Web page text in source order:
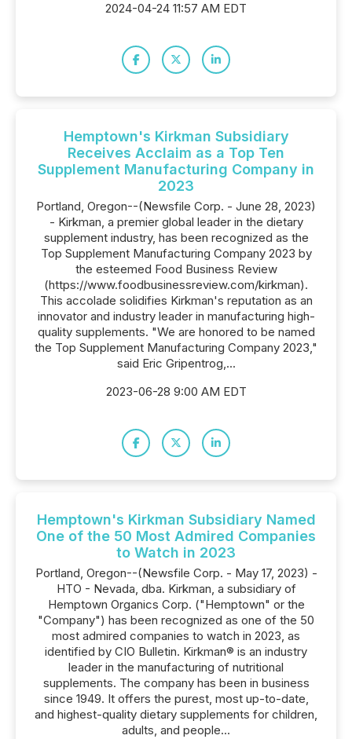
2024-04-24 11:57 AM EDT
Hemptown's Kirkman Subsidiary
Receives Acclaim as a Top Ten
Supplement Manufacturing Company in
2023
Portland, Oregon--(Newsfile Corp. - June 28, 2023)
- Kirkman, a premier global leader in the dietary
supplement industry, has been recognized as the
Top Supplement Manufacturing Company 2023 by
the esteemed Food Business Review
(https://www.foodbusinessreview.com/kirkman).
This accolade solidifies Kirkman's reputation as an
innovator and industry leader in manufacturing high-
quality supplements. "We are honored to be named
the Top Supplement Manufacturing Company 2023,"
said Eric Gripentrog,...
2023-06-28 9:00 AM EDT
Hemptown's Kirkman Subsidiary Named
One of the 50 Most Admired Companies
to Watch in 2023
Portland, Oregon--(Newsfile Corp. - May 17, 2023) -
HTO - Nevada, dba. Kirkman, a subsidiary of
Hemptown Organics Corp. ("Hemptown" or the
"Company") has been recognized as one of the 50
most admired companies to watch in 2023, as
identified by CIO Bulletin. Kirkman® is an industry
leader in the manufacturing of nutritional
supplements. The company has been in business
since 1949. It offers the purest, most up-to-date,
and highest-quality dietary supplements for children,
adults, and people...